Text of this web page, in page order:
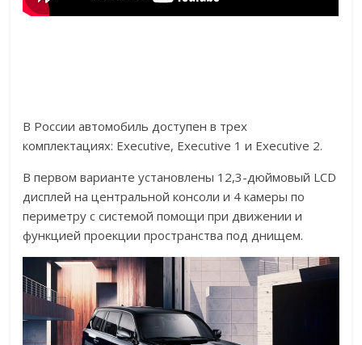
В России автомобиль доступен в трех
комплектациях: Executive, Executive 1 и Executive 2.
В первом варианте установлены 12,3-дюймовый LCD
дисплей на центральной консоли и 4 камеры по
периметру с системой помощи при движении и
функцией проекции пространства под днищем.